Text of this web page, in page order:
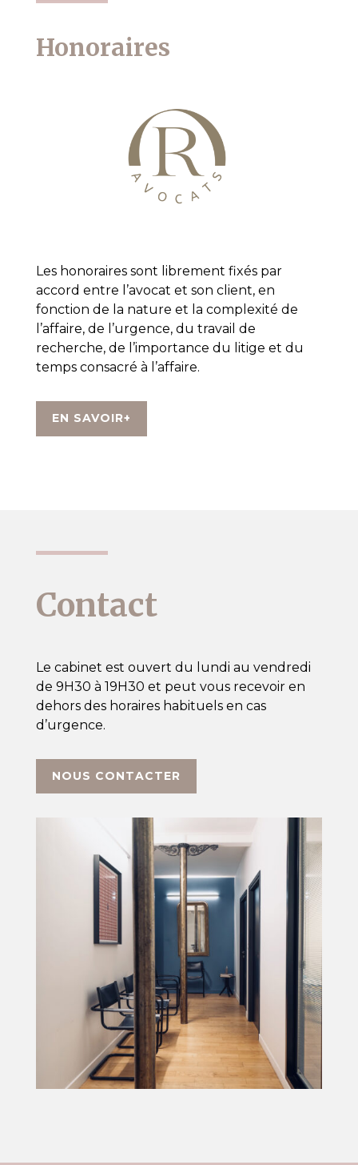
Honoraires
Les honoraires sont librement fixés par
accord entre l’avocat et son client, en
fonction de la nature et la complexité de
l’affaire, de l’urgence, du travail de
recherche, de l’importance du litige et du
temps consacré à l’affaire.
EN SAVOIR+
Contact
Le cabinet est ouvert du lundi au vendredi
de 9H30 à 19H30 et peut vous recevoir en
dehors des horaires habituels en cas
d’urgence.
NOUS CONTACTER